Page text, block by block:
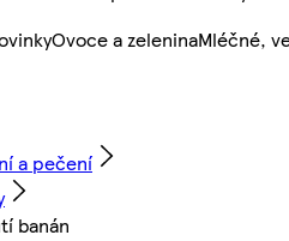
Ovoce a zeleninaMléčné,
a pečení
banán